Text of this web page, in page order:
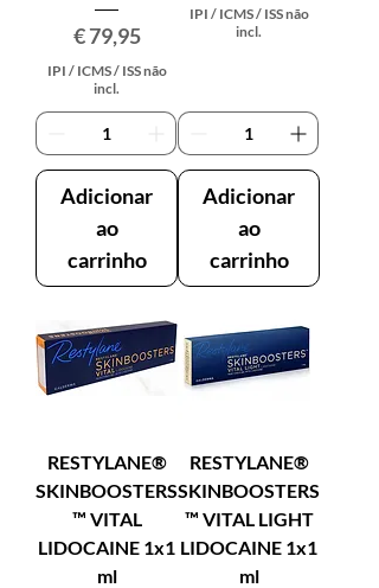
Preço
€ 79,95
IPI / ICMS / ISS não
incl.
Adicionar
ao
carrinho
IPI / ICMS / ISS não
incl.
Adicionar
ao
carrinho
RESTYLANE®
SKINBOOSTERS
™ VITAL
LIDOCAINE 1x1
ml
RESTYLANE®
SKINBOOSTERS
™ VITAL LIGHT
LIDOCAINE 1x1
ml